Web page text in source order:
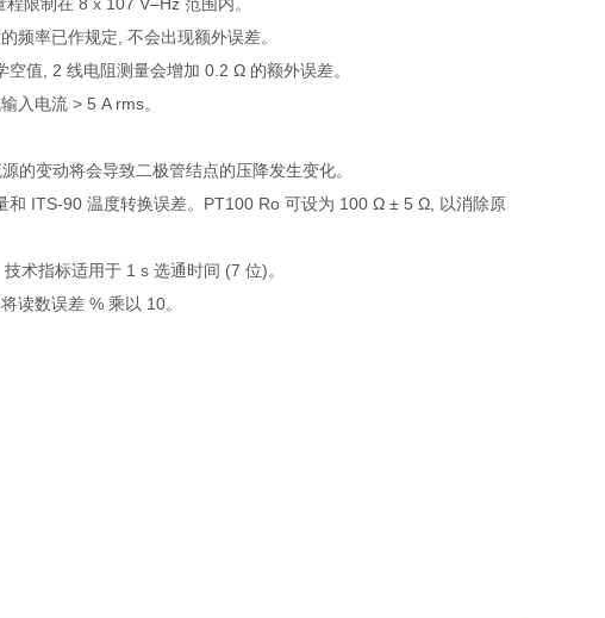
频率已作规定, 不会出现额外误差。
值, 2 线电阻测量会增加 0.2 Ω 的额外误差。
入电流 > 5 A rms。
的变动将会导致二极管结点的压降发生变化。
和 ITS-90 温度转换误差。PT100 Ro 可设为 100 Ω ± 5 Ω, 以消除原
术指标适用于 1 s 选通时间 (7 位)。
读数误差 % 乘以 10。